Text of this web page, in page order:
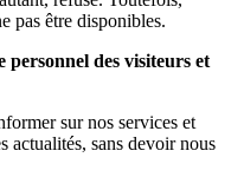
pas être disponibles.
personnel des visiteurs et
sur nos services et
actualités, sans devoir nous